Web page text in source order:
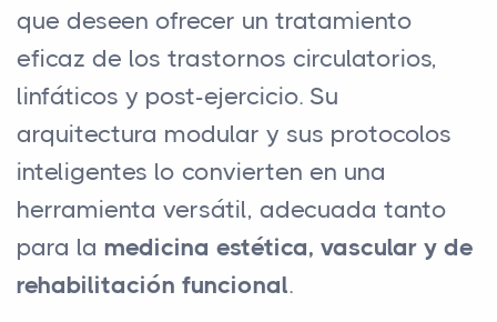
que deseen ofrecer un tratamiento
eficaz de los trastornos circulatorios,
linfáticos y post-ejercicio. Su
arquitectura modular y sus protocolos
inteligentes lo convierten en una
herramienta versátil, adecuada tanto
para la medicina estética, vascular y de
rehabilitación funcional.